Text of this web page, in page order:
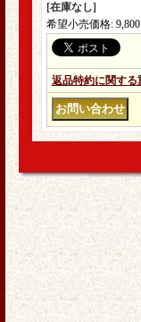
[在庫なし]
希望小売価格:
返品特約に関する